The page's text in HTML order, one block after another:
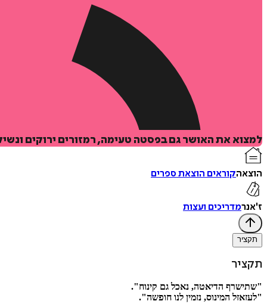
למצוא את האושר גם בפסטה טעימה, רמזורים ירוקים
הוצאהקוראים הוצאת ספרים
ז'אנרמדריכים ועצות
תקציר
תקציר
"‬שתישרף‭ ‬הדיאטה, ‬נאכל‭ ‬גם‭ ‬קינוח‭."‬
‭"‬לעזאזל‭ ‬המינוס, ‬נזמין‭ ‬לנו‭ ‬חופשה‭."‬